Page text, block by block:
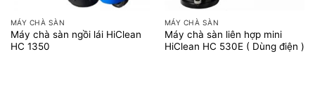
MÁY CHÀ SÀN
Máy chà sàn ngồi lái HiClean
HC 1350
MÁY CHÀ SÀN
Máy chà sàn liên hợp mini
HiClean HC 530E ( Dùng điện )